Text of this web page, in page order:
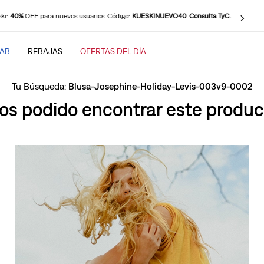
40%OFF para nuevos usuarios. Código: KUESKINUEVO40. Consulta TyC.
REBAJAS OFERTAS DEL DÍA
Blusa-Josephine-Holiday-Levis-003v9-0002
podido encontrar este